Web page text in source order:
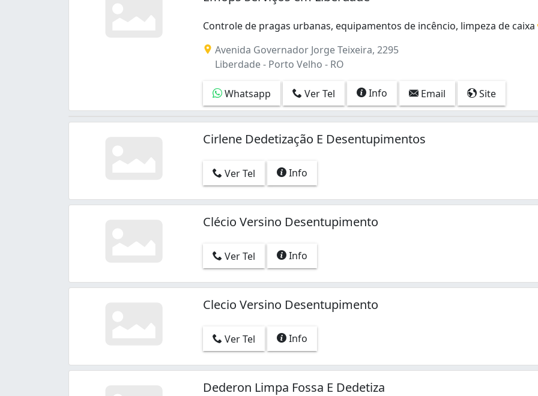
Controle de pragas urbanas, equipamentos de incêncio, limpeza de caixa
Avenida Governador Jorge Teixeira, 2295
Liberdade - Porto Velho - RO
Whatsapp Ver Tel Info Email Site
Cirlene Dedetização E Desentupimentos
Ver Tel Info
Clécio Versino Desentupimento
Ver Tel Info
Clecio Versino Desentupimento
Ver Tel Info
Dederon Limpa Fossa E Dedetiza